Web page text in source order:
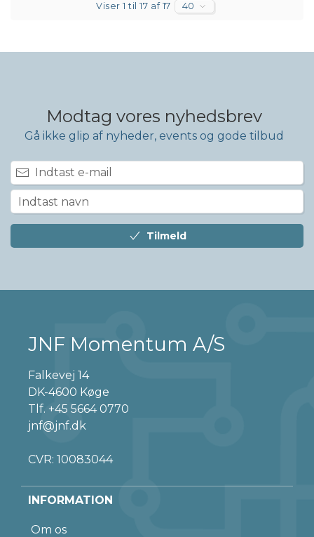
Viser 1 til 17 af 17 40
Modtag vores nyhedsbrev
Gå ikke glip af nyheder, events og gode tilbud
Tilmeld
JNF Momentum A/S
Falkevej 14
DK-4600 Køge
Tlf. +45 5664 0770
jnf@jnf.dk
CVR: 10083044
INFORMATION
Om os